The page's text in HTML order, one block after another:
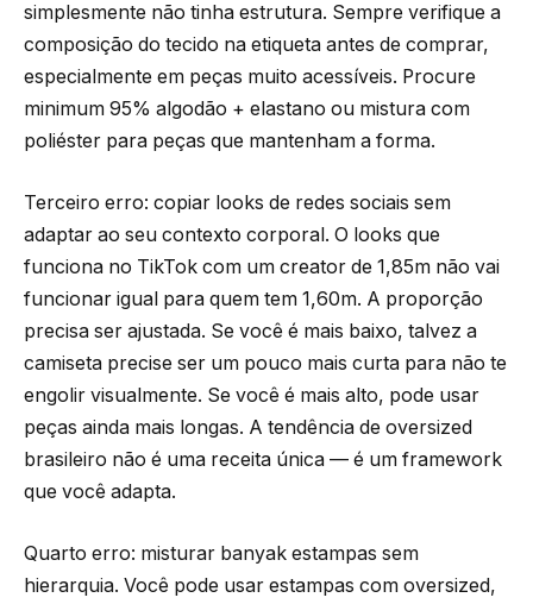
simplesmente não tinha estrutura. Sempre verifique a
composição do tecido na etiqueta antes de comprar,
especialmente em peças muito acessíveis. Procure
minimum 95% algodão + elastano ou mistura com
poliéster para peças que mantenham a forma.
Terceiro erro: copiar looks de redes sociais sem
adaptar ao seu contexto corporal. O looks que
funciona no TikTok com um creator de 1,85m não vai
funcionar igual para quem tem 1,60m. A proporção
precisa ser ajustada. Se você é mais baixo, talvez a
camiseta precise ser um pouco mais curta para não te
engolir visualmente. Se você é mais alto, pode usar
peças ainda mais longas. A tendência de oversized
brasileiro não é uma receita única — é um framework
que você adapta.
Quarto erro: misturar banyak estampas sem
hierarquia. Você pode usar estampas com oversized,